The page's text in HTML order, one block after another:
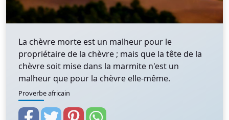
La chèvre morte est un malheur pour le
propriétaire de la chèvre ; mais que la tête de la
chèvre soit mise dans la marmite n'est un
malheur que pour la chèvre elle-même.
Proverbe africain